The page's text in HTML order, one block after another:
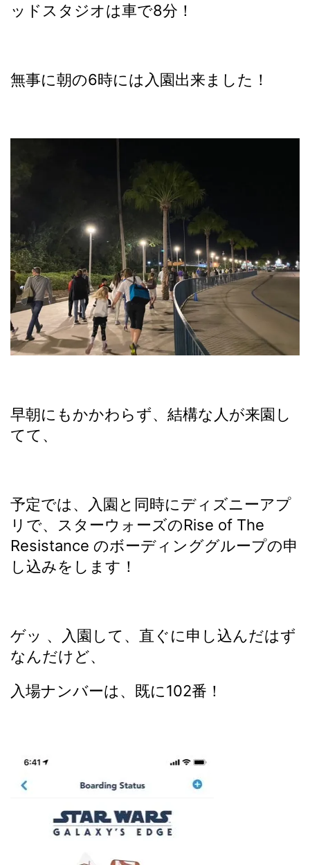
ッドスタジオは車で8分！
無事に朝の6時には入園出来ました！
早朝にもかかわらず、結構な人が来園し
てて、
予定では、入園と同時にディズニーアプ
リで、スターウォーズのRise of The
Resistance のボーディンググループの申
し込みをします！
ゲッ 、入園して、直ぐに申し込んだはず
なんだけど、
入場ナンバーは、既に102番！